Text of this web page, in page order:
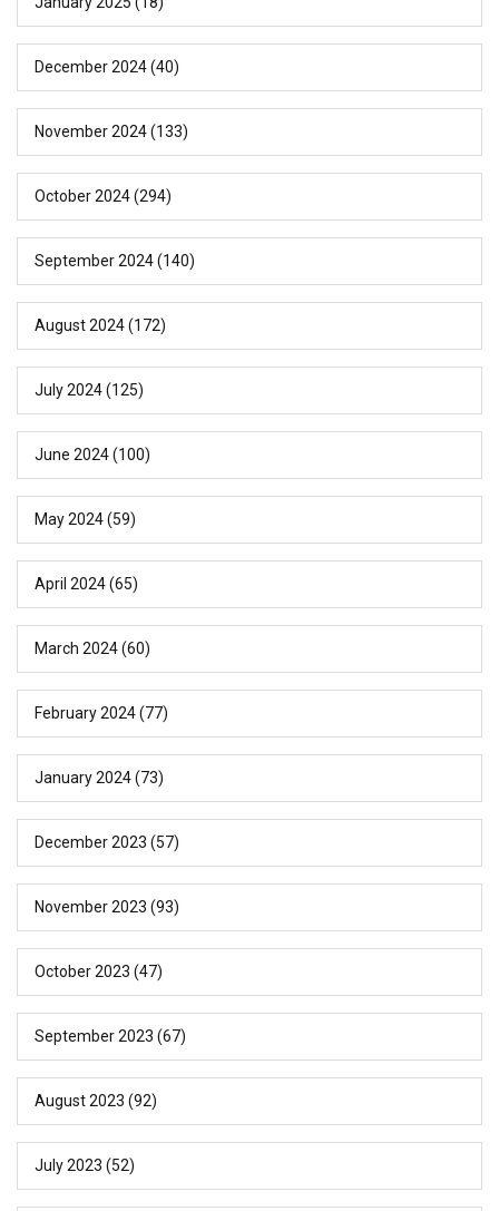
December 2024(40)
November 2024(133)
October 2024(294)
September 2024(140)
August 2024(172)
July 2024(125)
June 2024(100)
May 2024(59)
April 2024(65)
March 2024(60)
February 2024(77)
January 2024(73)
December 2023 (57)
November 2023 (93)
October 2023 (47)
September 2023 (67)
August 2023 (92)
July 2023 (52)